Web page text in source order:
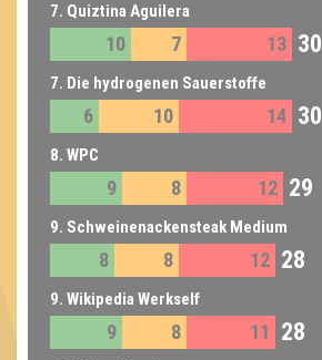
7. Quiztina Aguilera
10 7 13 30
7. Die hydrogenen Sauerstoffe
6 10 14 30
8. WPC
9 8 12 29
9. Schweinenackensteak Medium
8 8 12 28
9. Wikipedia Werkself
9 8 11 28